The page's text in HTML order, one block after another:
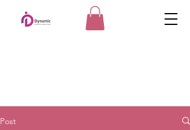
Post